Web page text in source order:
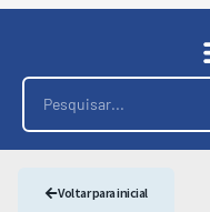
Voltar para inicial